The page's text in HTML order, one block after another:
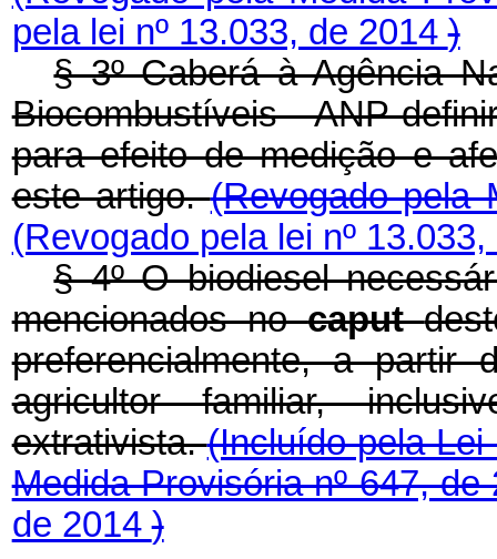
pela lei nº 13.033, de 2014)
§ 3º Caberá à Agência
Biocombustíveis - ANP
para efeito de medição e
este artigo.(Revogado pela
(Revogado pela lei nº
§ 4º O biodiesel
mencionados nocaput
preferencialmente, a partir
agricultor familiar,
extrativista.(Incluído pela Lei
Medida Provisória nº 647,
de 2014)